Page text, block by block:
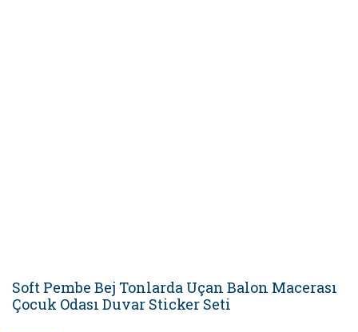
Soft Pembe Bej Tonlarda Uçan Balon Macerası
Çocuk Odası Duvar Sticker Seti